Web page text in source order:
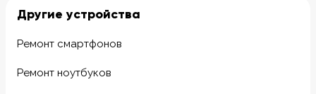
Другие устройства
Ремонт смартфонов
Ремонт ноутбуков